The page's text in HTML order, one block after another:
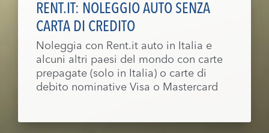
RENT.IT: NOLEGGIO AUTO SENZA
CARTA DI CREDITO
Noleggia con Rent.it auto in Italia e
alcuni altri paesi del mondo con carte
prepagate (solo in Italia) o carte di
debito nominative Visa o Mastercard